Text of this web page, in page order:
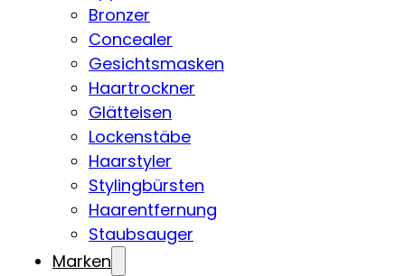
Bronzer
Concealer
Gesichtsmasken
Haartrockner
Glätteisen
Lockenstäbe
Haarstyler
Stylingbürsten
Haarentfernung
Staubsauger
Marken